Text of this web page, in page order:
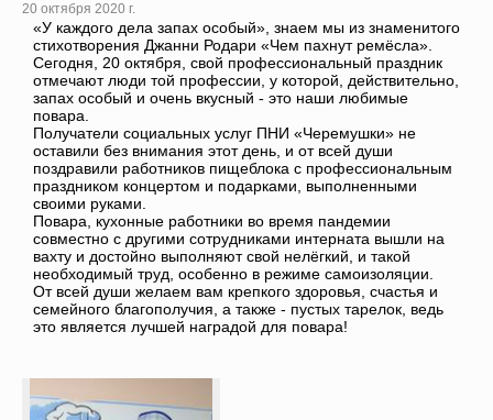
20 октября 2020 г.
«У каждого дела запах особый», знаем мы из знаменитого
стихотворения Джанни Родари «Чем пахнут ремёсла».
Сегодня, 20 октября, свой профессиональный праздник
отмечают люди той профессии, у которой, действительно,
запах особый и очень вкусный - это наши любимые
повара.
Получатели социальных услуг ПНИ «Черемушки» не
оставили без внимания этот день, и от всей души
поздравили работников пищеблока с профессиональным
праздником концертом и подарками, выполненными
своими руками.
Повара, кухонные работники во время пандемии
совместно с другими сотрудниками интерната вышли на
вахту и достойно выполняют свой нелёгкий, и такой
необходимый труд, особенно в режиме самоизоляции.
От всей души желаем вам крепкого здоровья, счастья и
семейного благополучия, а также - пустых тарелок, ведь
это является лучшей наградой для повара!